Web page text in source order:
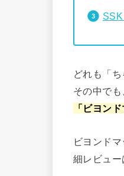
どれも「
その中で
「ビヨン
ビヨンド
細レビュー